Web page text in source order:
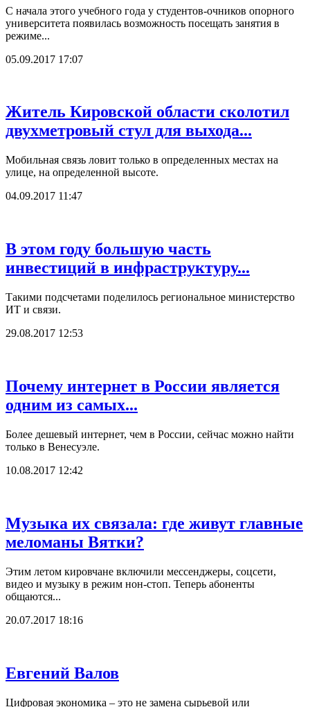
С начала этого учебного года у студентов-очников опорного
университета появилась возможность посещать занятия в
режиме...
05.09.2017 17:07
Житель Кировской области сколотил
двухметровый стул для выхода...
Мобильная связь ловит только в определенных местах на
улице, на определенной высоте.
04.09.2017 11:47
В этом году большую часть
инвестиций в инфраструктуру...
Такими подсчетами поделилось региональное министерство
ИТ и связи.
29.08.2017 12:53
Почему интернет в России является
одним из самых...
Более дешевый интернет, чем в России, сейчас можно найти
только в Венесуэле.
10.08.2017 12:42
Музыка их связала: где живут главные
меломаны Вятки?
Этим летом кировчане включили мессенджеры, соцсети,
видео и музыку в режим нон-стоп. Теперь абоненты
общаются...
20.07.2017 18:16
Евгений Валов
Цифровая экономика – это не замена сырьевой или